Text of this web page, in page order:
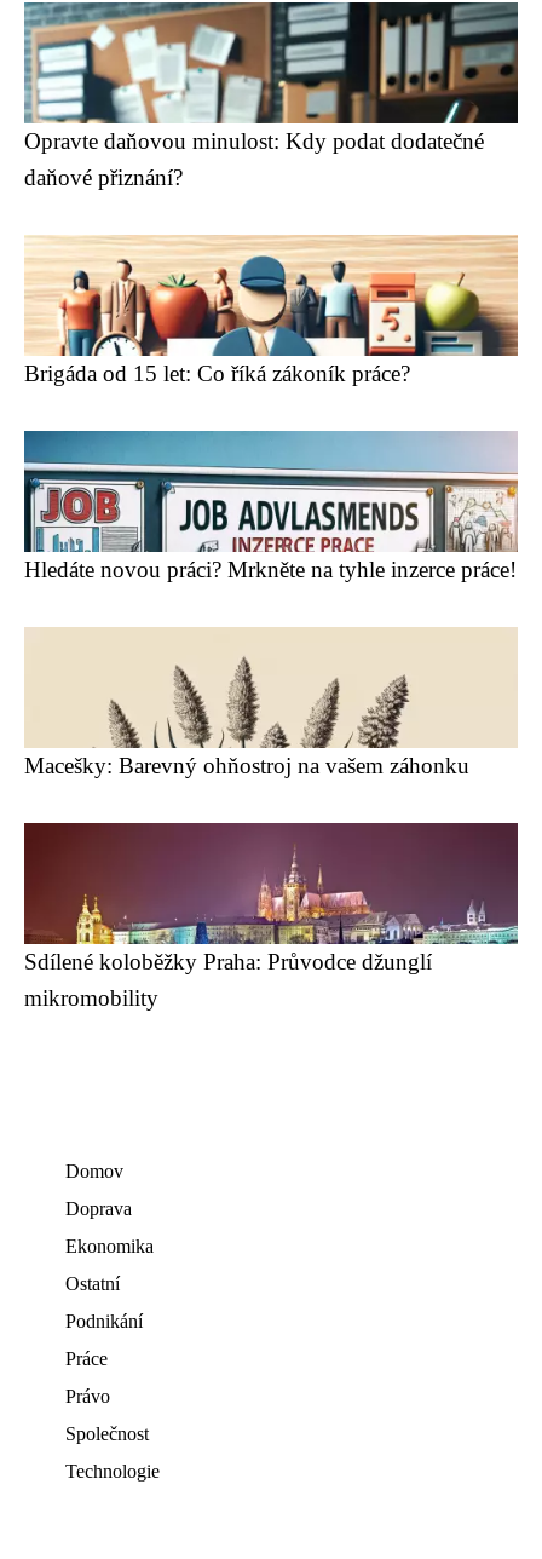
Opravte daňovou minulost: Kdy podat dodatečné
daňové přiznání?
Brigáda od 15 let: Co říká zákoník práce?
Hledáte novou práci? Mrkněte na tyhle inzerce práce!
Macešky: Barevný ohňostroj na vašem záhonku
Sdílené koloběžky Praha: Průvodce džunglí
mikromobility
Domov
Doprava
Ekonomika
Ostatní
Podnikání
Práce
Právo
Společnost
Technologie